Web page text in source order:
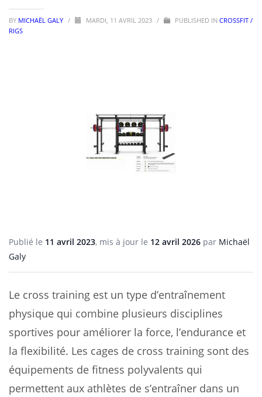
BY MICHAËL GALY / MARDI, 11 AVRIL 2023 / PUBLISHED IN CROSSFIT /
RIGS
Publié le 11 avril 2023, mis à jour le 12 avril 2026 par Michaël
Galy
Le cross training est un type d’entraînement
physique qui combine plusieurs disciplines
sportives pour améliorer la force, l’endurance et
la flexibilité. Les cages de cross training sont des
équipements de fitness polyvalents qui
permettent aux athlètes de s’entraîner dans un